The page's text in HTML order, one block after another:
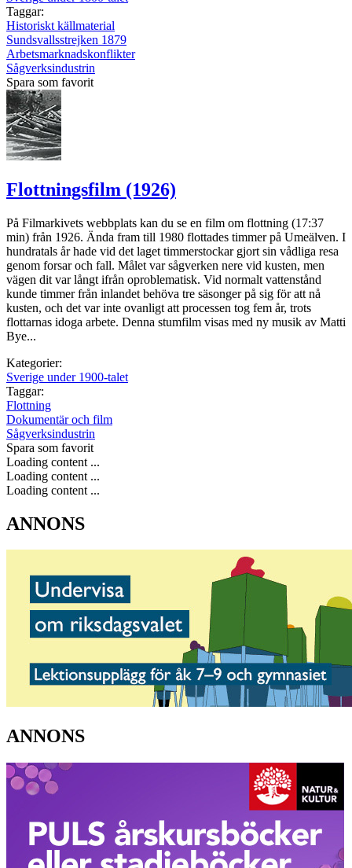
Taggar:
Historiskt källmaterial
Sundsvallsstrejken 1879
Arbetsmarknadskonflikter
Sågverksindustrin
Spara som favorit
Flottningsfilm (1926)
På Filmarkivets webbplats kan du se en film om flottning (17:37
min) från 1926. Ända fram till 1980 flottades timmer på Umeälven. I
hundratals år hade vid det laget timmerstockar gjort sin vådliga resa
genom forsar och fall. Målet var sågverken nere vid kusten, men
vägen dit var långt ifrån oproblematisk. Vid normalt vattenstånd
kunde timmer från inlandet behöva tre säsonger på sig för att nå
kusten, och det var inte ovanligt att processen tog fem år, trots
flottarnas idoga arbete. Denna stumfilm visas med ny musik av Matti
Bye...
Kategorier:
Sverige under 1900-talet
Taggar:
Flottning
Dokumentär och film
Sågverksindustrin
Spara som favorit
Loading content ...
Loading content ...
Loading content ...
ANNONS
ANNONS